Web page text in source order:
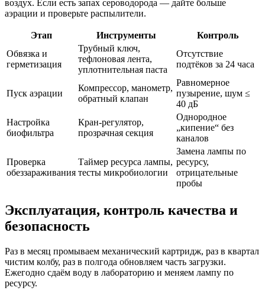
воздух. Если есть запах сероводорода — дайте больше
аэрации и проверьте распылители.
Этап Инструменты
Контроль
Обвязка и
герметизация
Трубный ключ,
тефлоновая лента,
уплотнительная паста
Отсутствие
подтёков за 24 часа
Пуск аэрации
Компрессор, манометр,
обратный клапан
Равномерное
пузырение, шум ≤
40 дБ
Настройка
биофильтра
Кран-регулятор,
прозрачная секция
Однородное
„кипение“ без
каналов
Проверка
обеззараживания
Таймер ресурса лампы,
тесты микробиологии
Замена лампы по
ресурсу,
отрицательные
пробы
Эксплуатация, контроль качества и
безопасность
Раз в месяц промываем механический картридж, раз в квартал
чистим колбу, раз в полгода обновляем часть загрузки.
Ежегодно сдаём воду в лабораторию и меняем лампу по
ресурсу.